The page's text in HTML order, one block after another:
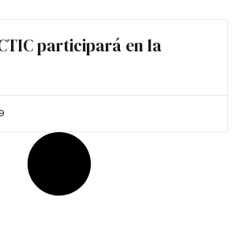
participará en la